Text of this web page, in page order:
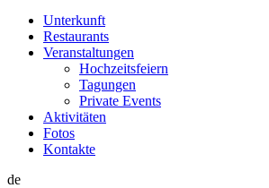
Unterkunft
Restaurants
Veranstaltungen
Hochzeitsfeiern
Tagungen
Private Events
Aktivitäten
Fotos
Kontakte
de